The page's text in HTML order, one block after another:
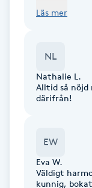
Manikyr & Pedikyr
Medial vägledning
Meditation
Medium
verkligen
Läs mer
NL
Nathalie L.
Alltid så nöjd
därifrån!
EW
Eva W.
Väldigt
kunnig,